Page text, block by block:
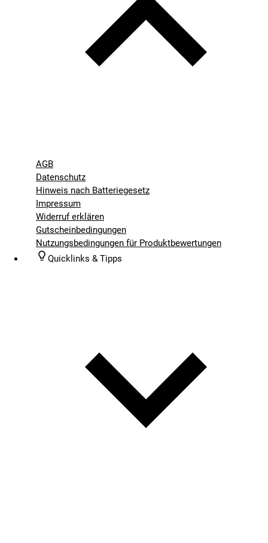
AGB
Datenschutz
Hinweis nach Batteriegesetz
Impressum
Widerruf erklären
Gutscheinbedingungen
Nutzungsbedingungen für Produktbewertungen
Quicklinks & Tipps